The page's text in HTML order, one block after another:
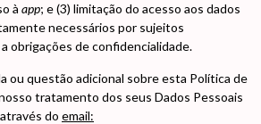
à app; e (3) limitação do acesso aos dados
necessários por sujeitos
obrigações de confidencialidade.
ou questão adicional sobre esta Política de
tratamento dos seus Dados Pessoais
do email: